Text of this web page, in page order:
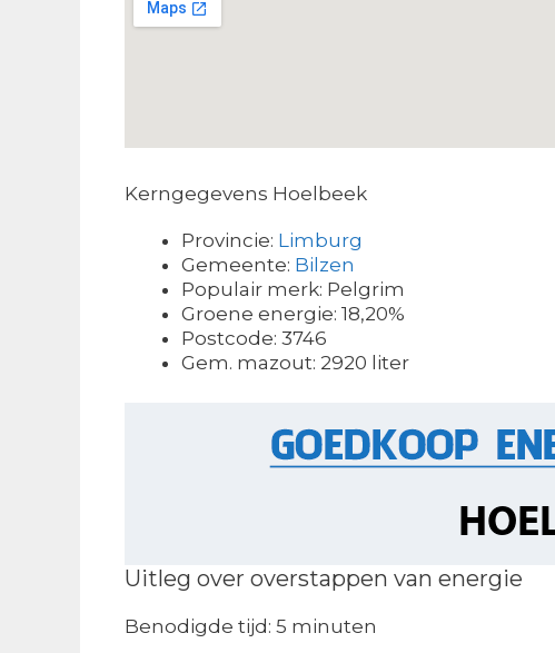
Kerngegevens Hoelbeek
Provincie: Limburg
Gemeente: Bilzen
Populair merk: Pelgrim
Groene energie: 18,20%
Postcode: 3746
Gem. mazout: 2920 liter
Uitleg over overstappen van energie
Benodigde tijd: 5 minuten